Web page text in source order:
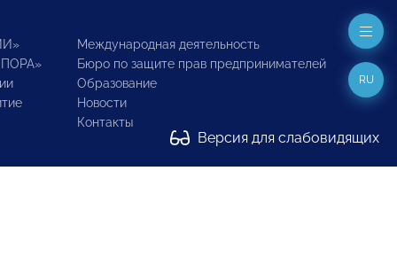
Международная деятельность
Бюро по защите прав предпринимателей
Образование
Новости
Контакты
Версия для слабовидящих
RU